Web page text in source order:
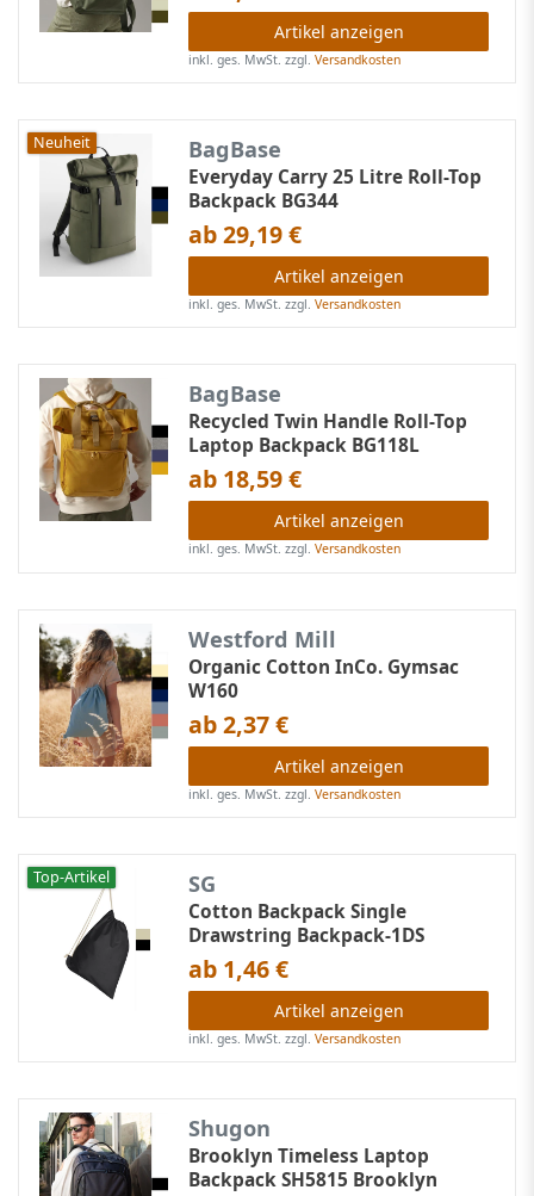
Artikel anzeigen
inkl. ges. MwSt. zzgl.Versandkosten
Neuheit BagBase
Everyday Carry 25 Litre Roll-Top
Backpack BG344
ab 29,19 €
Artikel anzeigen
inkl. ges. MwSt. zzgl.Versandkosten
BagBase
Recycled Twin Handle Roll-Top
Laptop Backpack BG118L
ab 18,59 €
Artikel anzeigen
inkl. ges. MwSt. zzgl.Versandkosten
Westford Mill
Organic Cotton InCo. Gymsac
W160
ab 2,37 €
Artikel anzeigen
inkl. ges. MwSt. zzgl.Versandkosten
Top-Artikel SG
Cotton Backpack Single
Drawstring Backpack-1DS
ab 1,46 €
Artikel anzeigen
inkl. ges. MwSt. zzgl.Versandkosten
Shugon
Brooklyn Timeless Laptop
Backpack SH5815 Brooklyn